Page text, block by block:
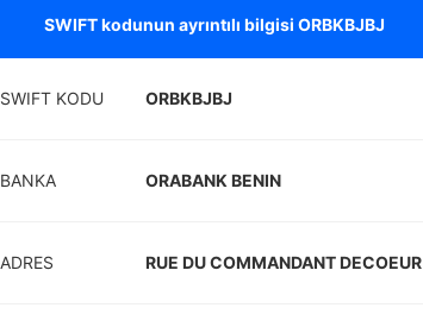
SWIFT kodunun ayrıntılı bilgisi ORBKBJBJ
SWIFT KODU ORBKBJBJ
BANKA ORABANK BENIN
ADRES RUE DU COMMANDANT DECOEUR